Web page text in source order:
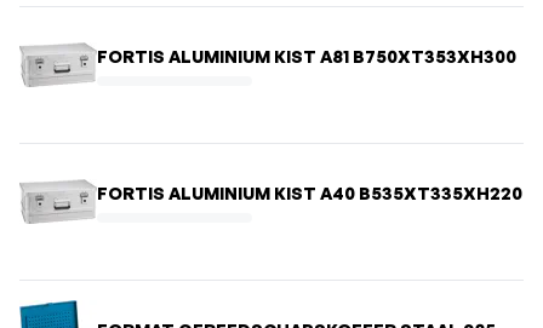
FORTIS ALUMINIUM KIST A81 B750XT353XH300
FORTIS ALUMINIUM KIST A40 B535XT335XH220